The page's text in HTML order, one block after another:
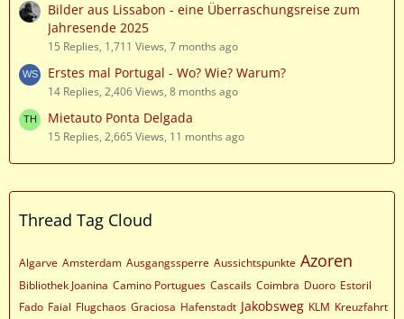
Bilder aus Lissabon - eine Überraschungsreise zum
Jahresende 2025
15 Replies, 1,711 Views, 7 months ago
Erstes mal Portugal - Wo? Wie? Warum?
14 Replies, 2,406 Views, 8 months ago
Mietauto Ponta Delgada
15 Replies, 2,665 Views, 11 months ago
Thread Tag Cloud
Algarve Amsterdam Ausgangssperre Aussichtspunkte Azoren
Bibliothek Joanina Camino Portugues Cascails Coimbra Duoro Estoril
Fado Faial Flugchaos Graciosa Hafenstadt Jakobsweg KLM Kreuzfahrt